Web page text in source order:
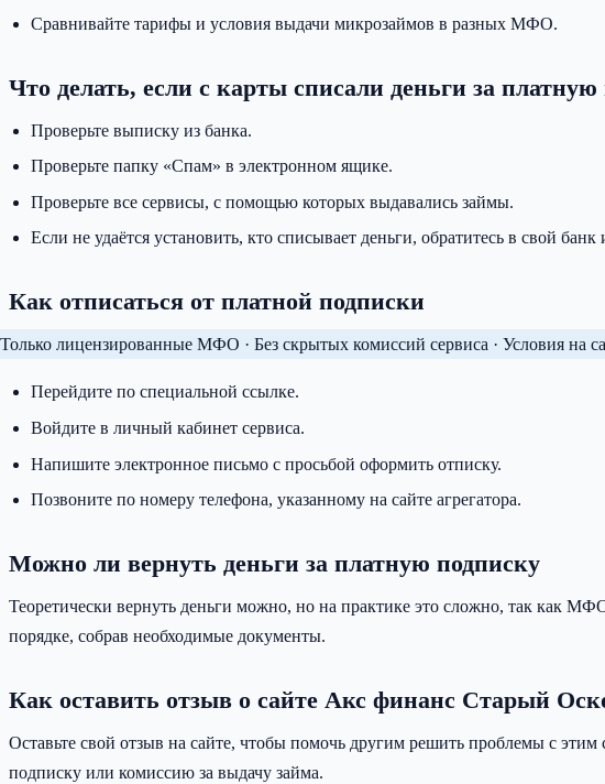
Сравнивайте тарифы и условия выдачи микрозаймов в разных МФО.
Что делать, если с карты списали деньги за платную
Проверьте выписку из банка.
Проверьте папку «Спам» в электронном ящике.
Проверьте все сервисы, с помощью которых выдавались займы.
Если не удаётся установить, кто списывает деньги, обратитесь в свой
Как отписаться от платной подписки
Только лицензированные МФО · Без скрытых комиссий сервиса · Условия на
Перейдите по специальной ссылке.
Войдите в личный кабинет сервиса.
Напишите электронное письмо с просьбой оформить отписку.
Позвоните по номеру телефона, указанному на сайте агрегатора.
Можно ли вернуть деньги за платную подписку
Теоретически вернуть деньги можно, но на практике это сложно, так как
порядке, собрав необходимые документы.
Как оставить отзыв о сайте Акс финанс Старый
Оставьте свой отзыв на сайте, чтобы помочь другим решить проблемы с
подписку или комиссию за выдачу займа.